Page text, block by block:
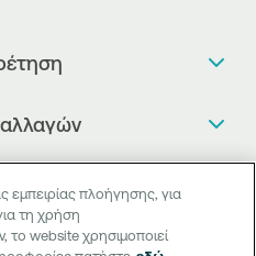
συναλλαγές, έφτασε!
Transaction Banking
τελών
εμπειρίας πλοήγησης, για
τη χρήση
το website χρησιμοποιεί